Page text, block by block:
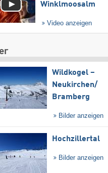
Winklmoosalm
Video anzeigen
Wildkogel –
Neukirchen/​
Bramberg
Bilder anzeigen
Hochzillertal
Bilder anzeigen